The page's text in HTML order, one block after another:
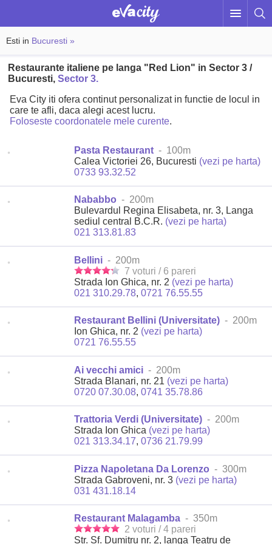
Esti in Bucuresti »
Restaurante italiene pe langa "Red Lion" in Sector 3 /
Bucuresti,Sector 3.
Eva City iti ofera continut personalizat in functie de locul in
care te afli, daca alegi acest lucru.
Foloseste coordonatele mele curente.
Pasta Restaurant - 100m
Calea Victoriei 26, Bucuresti (vezi pe harta)
0733 93.32.52
Nababbo - 200m
Bulevardul Regina Elisabeta, nr. 3, Langa
sediul central B.C.R. (vezi pe harta)
021 313.81.83
Bellini - 200m
7 voturi / 6 pareri
Strada Ion Ghica, nr. 2 (vezi pe harta)
021 310.29.78,0721 76.55.55
Restaurant Bellini (Universitate) - 200m
Ion Ghica, nr. 2 (vezi pe harta)
0721 76.55.55
Ai vecchi amici - 200m
Strada Blanari, nr. 21 (vezi pe harta)
0720 07.30.08,0741 35.78.86
Trattoria Verdi (Universitate) - 200m
Strada Ion Ghica (vezi pe harta)
021 313.34.17,0736 21.79.99
Pizza Napoletana Da Lorenzo - 300m
Strada Gabroveni, nr. 3 (vezi pe harta)
031 431.18.14
Restaurant Malagamba - 350m
2 voturi / 4 pareri
Str. Sf. Dumitru nr. 2, langa Teatru de